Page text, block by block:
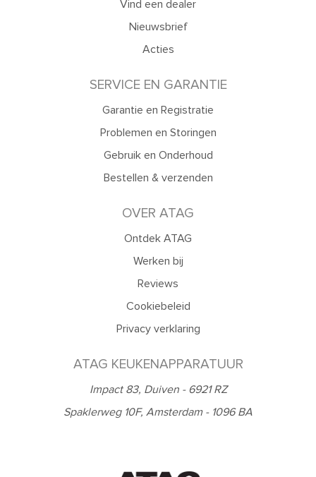
Vind een dealer
Nieuwsbrief
Acties
SERVICE EN GARANTIE
Garantie en Registratie
Problemen en Storingen
Gebruik en Onderhoud
Bestellen & verzenden
OVER ATAG
Ontdek ATAG
Werken bij
Reviews
Cookiebeleid
Privacy verklaring
ATAG KEUKENAPPARATUUR
Impact 83, Duiven - 6921 RZ
Spaklerweg 10F, Amsterdam - 1096 BA